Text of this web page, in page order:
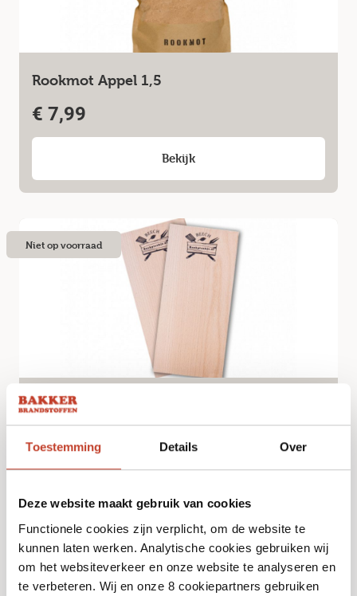
Toestemming Details Over
Deze website maakt gebruik van cookies
Functionele cookies zijn verplicht, om de website te
kunnen laten werken. Analytische cookies gebruiken wij
om het websiteverkeer en onze website te analyseren en
te verbeteren. Wij en onze 8 cookiepartners gebruiken
Rookmot Appel 1,5
€ 7,99
Bekijk
Rookplank Beuken
€16,99
Niet op voorraad